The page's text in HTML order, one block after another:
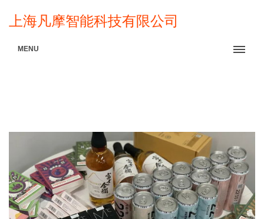
上海凡摩智能科技有限公司
MENU